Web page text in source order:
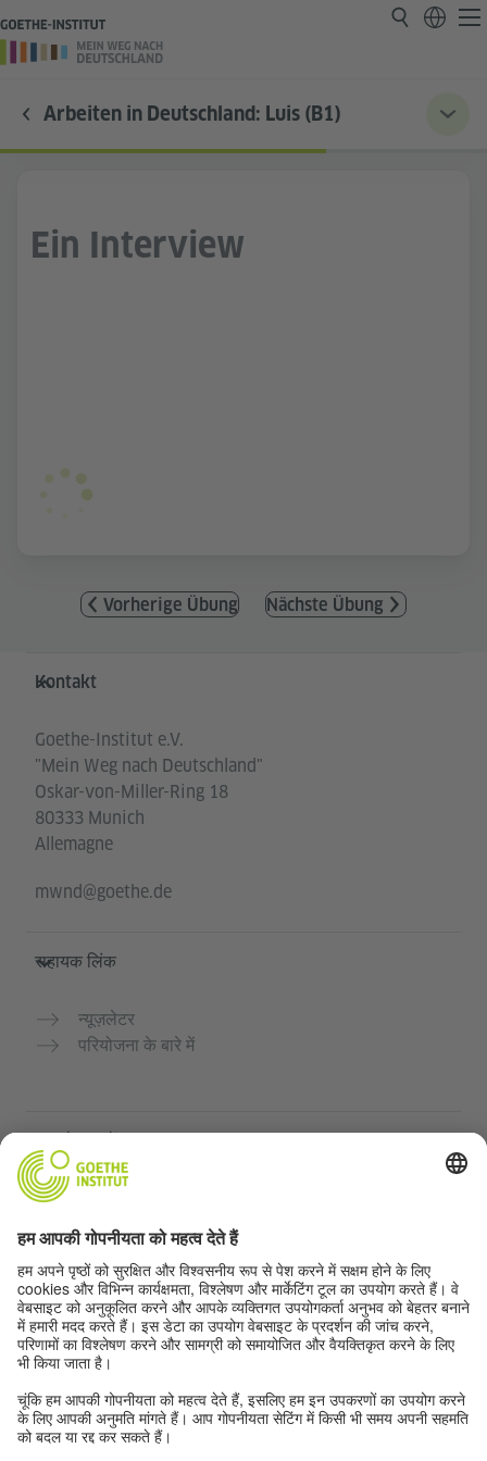
Arbeiten in Deutschland: Luis (B1)
Ein Interview
Vorherige Übung Nächste Übung
Service- und Informationsbereich
Kontakt
Goethe-Institut e.V.
"Mein Weg nach Deutschland"
Oskar-von-Miller-Ring 18
80333 Munich
Allemagne
mwnd@goethe.de
सहायक लिंक
न्यूज़लेटर
परियोजना के बारे में
जर्मन भाषा का अभ्यास मुफ्त में करें
गोएथे संस्थान के जर्मन पाठ्यक्रम
शिक्षक पोर्टल "Deutschstunde"
गोपनीयता और सुगम्यता
गोपनीयता सेटिंग्स